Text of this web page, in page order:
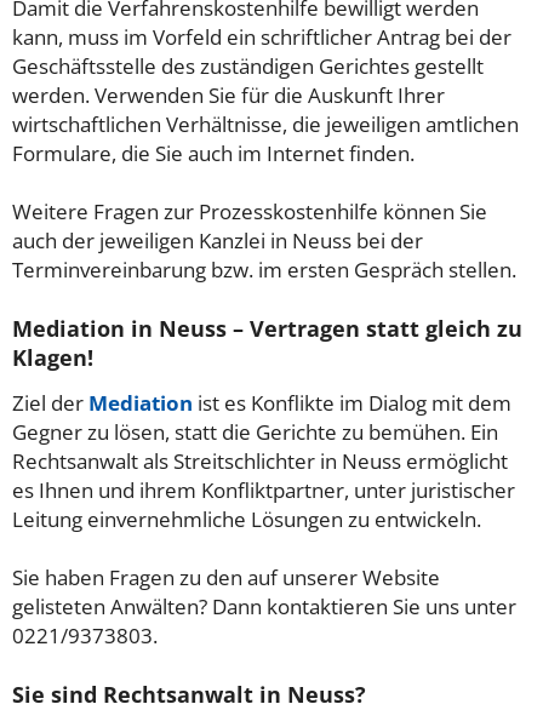
Damit die Verfahrenskostenhilfe bewilligt werden
kann, muss im Vorfeld ein schriftlicher Antrag bei der
Geschäftsstelle des zuständigen Gerichtes gestellt
werden. Verwenden Sie für die Auskunft Ihrer
wirtschaftlichen Verhältnisse, die jeweiligen amtlichen
Formulare, die Sie auch im Internet finden.
Weitere Fragen zur Prozesskostenhilfe können Sie
auch der jeweiligen Kanzlei in Neuss bei der
Terminvereinbarung bzw. im ersten Gespräch stellen.
Mediation in Neuss – Vertragen statt gleich zu
Klagen!
Ziel der Mediation ist es Konflikte im Dialog mit dem
Gegner zu lösen, statt die Gerichte zu bemühen. Ein
Rechtsanwalt als Streitschlichter in Neuss ermöglicht
es Ihnen und ihrem Konfliktpartner, unter juristischer
Leitung einvernehmliche Lösungen zu entwickeln.
Sie haben Fragen zu den auf unserer Website
gelisteten Anwälten? Dann kontaktieren Sie uns unter
0221/9373803.
Sie sind Rechtsanwalt in Neuss?